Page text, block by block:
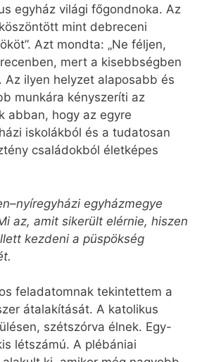
egyház világi főgondnoka. Az
mint debreceni
Azt mondta: „Ne féljen,
mert a kisebbségben
Az ilyen helyzet alaposabb és
munkára kényszeríti az
abban, hogy az egyre
iskolákból és a tudatosan
családokból életképes
egyházmegye
az, amit sikerült elérnie, hiszen
kezdeni a püspökség
feladatomnak tekintettem a
átalakítását. A katolikus
szétszórva élnek. Egy-
létszámú. A plébániai